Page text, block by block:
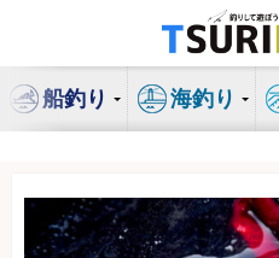
ン
船釣り 海釣り